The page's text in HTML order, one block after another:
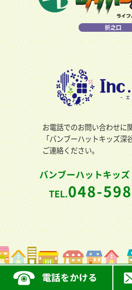
折之口
お電話でのお問い合わせに
「バンブーハットキッズ深
ご連絡ください。
バンブーハットキッ
TEL.048-
Copyright (c) 有限会社エイミ